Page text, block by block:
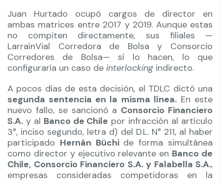
Juan Hurtado ocupó cargos de director en
ambas matrices entre 2017 y 2019. Aunque estas
no compiten directamente, sus filiales —
LarraínVial Corredora de Bolsa y Consorcio
Corredores de Bolsa— sí lo hacen, lo que
configuraría un caso de interlocking indirecto.
A pocos días de esta decisión, el TDLC dictó una
segunda sentencia en la misma línea.En este
nuevo fallo, se sancionó a Consorcio Financiero
S.A. y al Banco de Chile por infracción al artículo
3°, inciso segundo, letra d) del D.L. N° 211, al haber
participado Hernán Büchi de forma simultánea
como director y ejecutivo relevante en Banco de
Chile, Consorcio Financiero S.A. y Falabella S.A.,
empresas consideradas competidoras en la